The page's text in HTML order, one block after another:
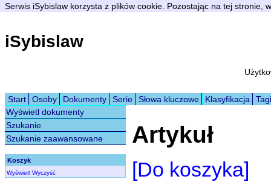
Serwis iSybislaw korzysta z plików cookie. Pozostając na tej stronie,
iSybislaw
Start Osoby Dokumenty Serie Słowa kluczowe Klasyfikacja
Tagi
Wyświetl dokumenty
Szukanie
Szukanie zaawansowane
Koszyk
Wyświetl Wyczyść
Artykuł
[Do koszyka]